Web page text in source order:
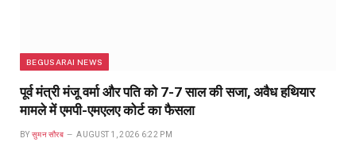
BEGUSARAI NEWS
पूर्व मंत्री मंजू वर्मा और पति को 7-7 साल की सजा, अवैध हथियार
मामले में एमपी-एमएलए कोर्ट का फैसला
BY सुमन सौरब AUGUST 1, 2026 6:22 PM